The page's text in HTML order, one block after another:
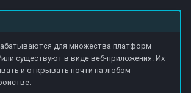
для множества платформ
существуют в виде веб-приложения. Их
и открывать почти на любом